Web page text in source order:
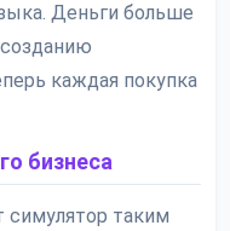
Деньги больше
созданию
каждая покупка
бизнеса
симулятор таким